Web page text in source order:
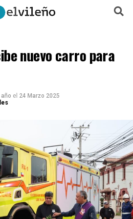
nuevo carro para
el 24 Marzo 2025